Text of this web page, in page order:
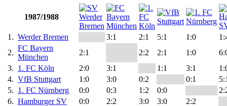
1987/1988
1. Werder Bremen 3:1 2:1 5:1 1:0
2.
FC Bayern
München
2:1 2:2 2:1 1:0
3. 1. FC Köln 2:0 3:1 1:1 3:1
4. VfB Stuttgart 1:0 3:0 0:2 0:1
5. 1. FC Nürnberg 0:0 0:3 1:2 0:0
6. Hamburger SV 0:0 2:2 3:0 3:0
2:2